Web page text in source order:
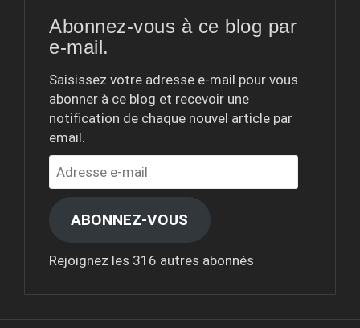
Abonnez-vous à ce blog par
e-mail.
Saisissez votre adresse e-mail pour vous
abonner à ce blog et recevoir une
notification de chaque nouvel article par
email.
Adresse
e-
mail
ABONNEZ-VOUS
Rejoignez les 316 autres abonnés